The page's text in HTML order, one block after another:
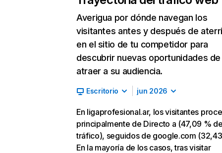
Averigua por dónde navegan los
visitantes antes y después de
en el sitio de tu competidor para
descubrir nuevas oportunidades de
atraer a su audiencia.
Escritorio jun 2026
En ligaprofesional.ar, los visitantes
principalmente de Directo a (47,09 %
tráfico), seguidos de google.com
En la mayoría de los casos, tras visitar